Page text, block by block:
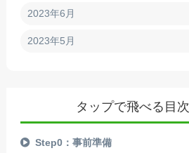
2023年6月
2023年5月
タップで飛べる目次
Step0：事前準備